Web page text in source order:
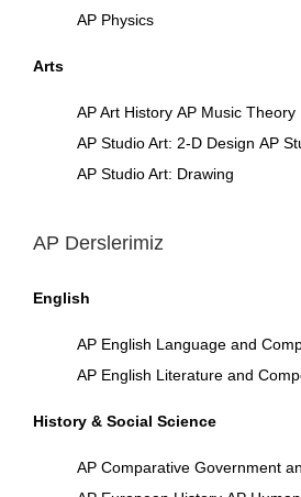
AP Physics
Arts
AP Art History AP Music Theory
AP Studio Art: 2-D Design AP
AP Studio Art: Drawing
AP Derslerimiz
English
AP English Language and
AP English Literature and
History & Social Science
AP Comparative Government